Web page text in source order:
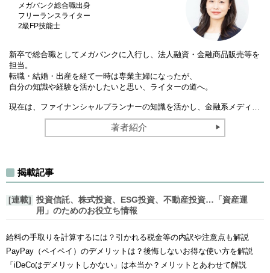
メガバンク総合職出身
フリーランスライター
2級FP技能士
新卒で総合職としてメガバンクに入行し、法人融資・金融商品販売等を
担当。
転職・結婚・出産を経て一時は専業主婦になったが、
自分の知識や経験を活かしたいと思い、ライターの道へ。
現在は、ファイナンシャルプランナーの知識を活かし、金融系メディ…
著者紹介
揭載記事
[連載] 投資信託、株式投資、ESG投資、不動産投資…「資産運
用」のためのお役立ち情報
給料の手取りを計算するには？引かれる税金等の内訳や注意点も解説
PayPay（ペイペイ）のデメリットは？後悔しないお得な使い方を解説
「iDeCoはデメリットしかない」は本当か？メリットとあわせて解説